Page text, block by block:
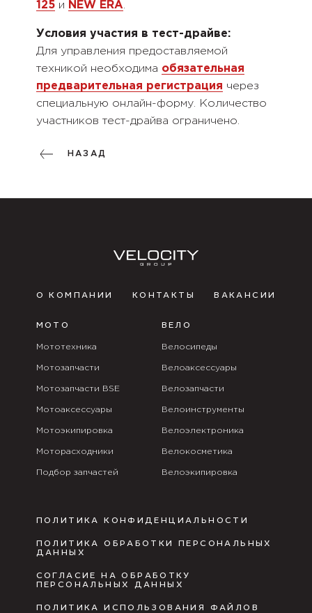
125и NEW ERA.
Условия участия в тест-драйве:
Для управления предоставляемой
техникой необходима обязательная
предварительная регистрация через
специальную онлайн-форму. Количество
участников тест-драйва ограничено.
НАЗАД
О КОМПАНИИ КОНТАКТЫ ВАКАНСИИ
МОТО
Мототехника
Мотозапчасти
Мотозапчасти BSE
Мотоаксессуары
Мотоэкипировка
Моторасходники
Подбор запчастей
ВЕЛО
Велосипеды
Велоаксессуары
Велозапчасти
Велоинструменты
Велоэлектроника
Велокосметика
Велоэкипировка
ПОЛИТИКА КОНФИДЕНЦИАЛЬНОСТИ
ПОЛИТИКА ОБРАБОТКИ ПЕРСОНАЛЬНЫХ
ДАННЫХ
СОГЛАСИЕ НА ОБРАБОТКУ
ПЕРСОНАЛЬНЫХ ДАННЫХ
ПОЛИТИКА ИСПОЛЬЗОВАНИЯ ФАЙЛОВ